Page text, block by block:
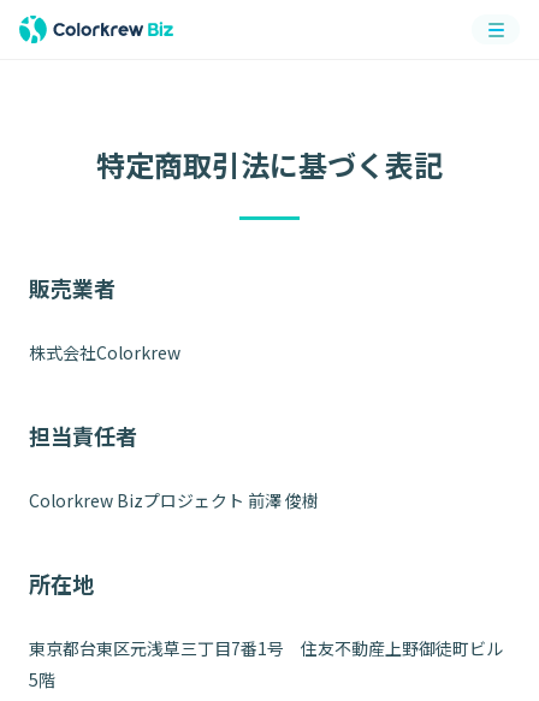
メニ
ュー
特定商取引法に基づく表記
販売業者
株式会社Colorkrew
担当責任者
Colorkrew Bizプロジェクト 前澤 俊樹
所在地
東京都台東区元浅草三丁目7番1号 住友不動産上野御徒町ビル
5階